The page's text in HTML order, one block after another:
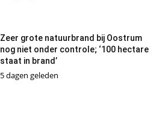
Zeer grote natuurbrand bij Oostrum
nog niet onder controle; ‘100 hectare
staat in brand’
5 dagen geleden